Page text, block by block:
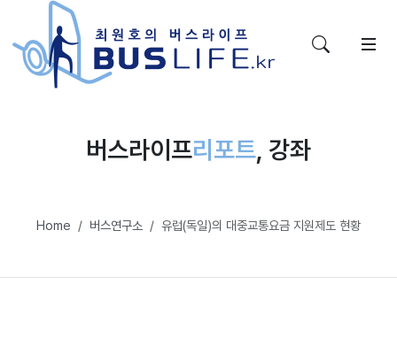
버스라이프리포트, 강좌
Home 버스연구소 유럽(독일)의 대중교통요금 지원제도 현황